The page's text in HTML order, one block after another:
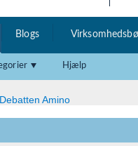
Blogs
Hjælp
Amino